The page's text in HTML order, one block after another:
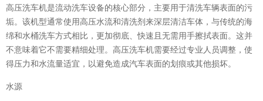
高压洗车机是流动洗车设备的核心部分，主要用于清洗车辆表面的污
垢。该机型通常使用高压水流和清洗剂来深层清洁车体，与传统的海
绵和水桶洗车方式相比，更加彻底、快速且无需用手擦拭表面。这并
不意味着它不需要精细处理。高压洗车机需要经过专业人员调整，使
得压力和水流量适宜，以避免造成汽车表面的划痕或其他损坏。
水源